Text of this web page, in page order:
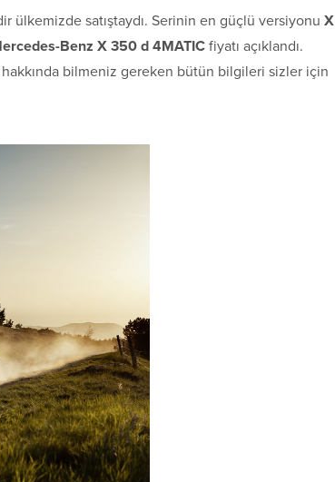
ülkemizde satıştaydı. Serinin en güçlü versiyonu X
Benz X 350 d 4MATIC fiyatı açıklandı.
bilmeniz gereken bütün bilgileri sizler için